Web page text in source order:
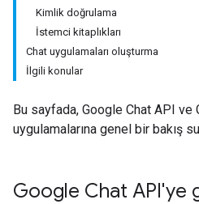
Kimlik doğrulama
İstemci kitaplıkları
Chat uygulamaları oluşturma
İlgili konular
Bu sayfada, Google Chat API ve
uygulamalarına genel bir bakış
Google Chat API'ye